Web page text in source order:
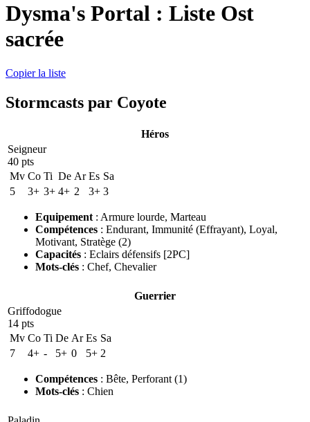
Dysma's Portal : Liste Ost
sacrée
Copier la liste
Stormcasts par Coyote
Héros
Seigneur
40 pts
Mv Co Ti De Ar Es Sa
5
3+ 3+ 4+ 2 3+ 3
Equipement : Armure lourde, Marteau
Compétences : Endurant, Immunité (Effrayant), Loyal,
Motivant, Stratège (2)
Capacités : Eclairs défensifs [2PC]
Mots-clés : Chef, Chevalier
Guerrier
Griffodogue
14 pts
Mv Co Ti De Ar Es Sa
7
4+ - 5+ 0 5+ 2
Compétences : Bête, Perforant (1)
Mots-clés : Chien